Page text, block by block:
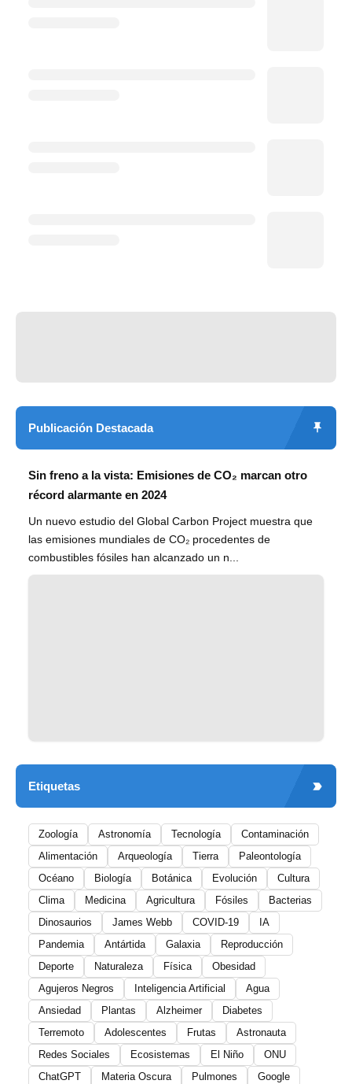
Publicación Destacada
Sin freno a la vista: Emisiones de CO₂ marcan otro
récord alarmante en 2024
Un nuevo estudio del Global Carbon Project muestra que
las emisiones mundiales de CO₂ procedentes de
combustibles fósiles han alcanzado un n...
Etiquetas
Zoología Astronomía Tecnología
Contaminación
Alimentación
Arqueología Tierra
Paleontología
Océano
Biología Botánica Evolución
Cultura
Clima
Medicina Agricultura Fósiles
Bacterias
Dinosaurios
James Webb COVID-19
IA
Pandemia
Antártida Galaxia
Reproducción
Deporte
Naturaleza Física
Obesidad
Agujeros Negros
Inteligencia Artificial
Agua
Ansiedad
Plantas Alzheimer
Diabetes
Terremoto
Adolescentes Frutas
Astronauta
Redes Sociales
Ecosistemas El Niño
ONU
ChatGPT
Materia Oscura Pulmones
Google